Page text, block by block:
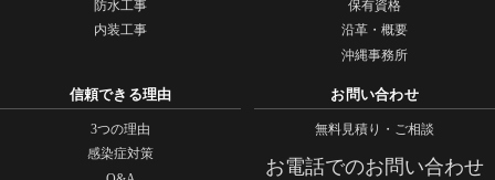
防水工事
内装工事
保有資格
沿革・概要
沖縄事務所
信頼できる理由
3つの理由
感染症対策
お問い合わせ
無料見積り・ご相談
お電話でのお問い合わせ